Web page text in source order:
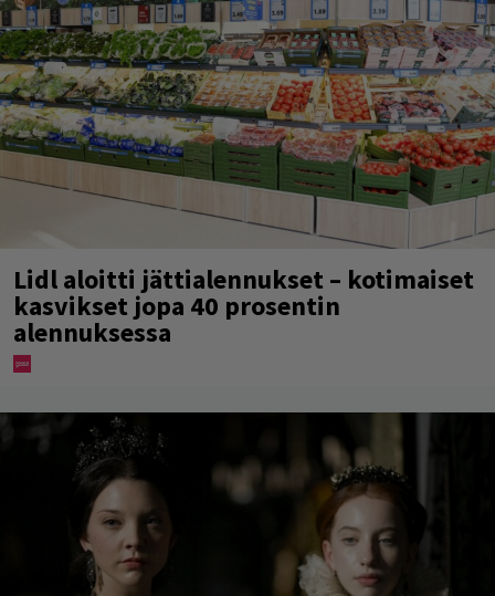
Lidl aloitti jättialennukset – kotimaiset
kasvikset jopa 40 prosentin
alennuksessa